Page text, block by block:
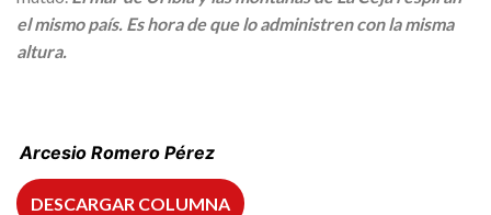
el mismo país. Es hora de que lo administren con la misma
altura.
Arcesio Romero Pérez
DESCARGAR COLUMNA